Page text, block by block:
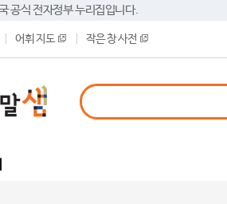
공식 전자정부 누리집입니다.
어휘 지도 작은 창 사전